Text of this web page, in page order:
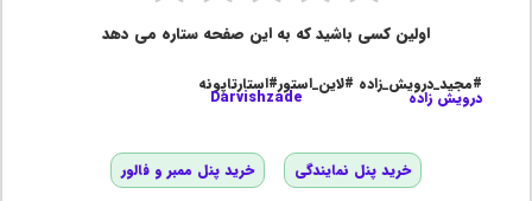
اولین کسی باشید که به این صفحه ستاره می دهد
#مجید_درویش_زاده #لاین_استور#استارتاپونه
درویش زاده Darvishzade
خرید پنل نمایندگی خرید پنل ممبر و فالور